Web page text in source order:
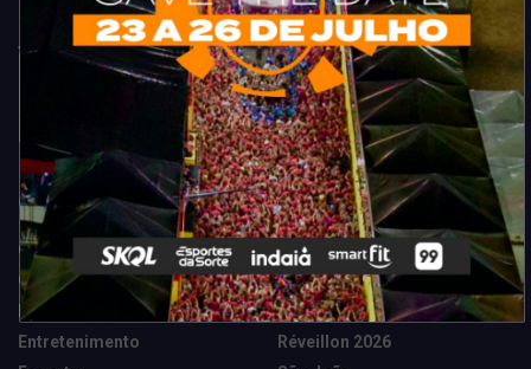
Categorias
Camarote Vip Junino
Cidade
Destaques
Entretenimento
Marketing E Negócios
Música
News Tech
Réveillon 2026